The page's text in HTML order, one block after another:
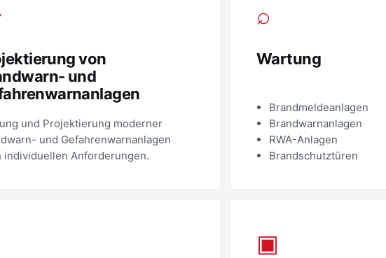
von
und
und Projektierung moderner
und Gefahrenwarnanlagen
individuellen Anforderungen.
⌕
Wartung
Brandmeldeanlagen
Brandwarnanlagen
RWA-Anlagen
Brandschutztüren
▣